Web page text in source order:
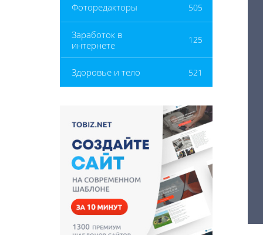
Фоторедакторы 505
Заработок в
интернете
125
Здоровье и тело 521